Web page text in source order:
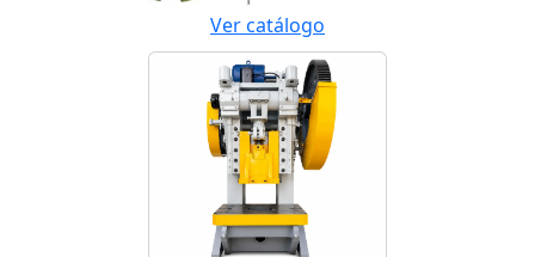
Ver catálogo